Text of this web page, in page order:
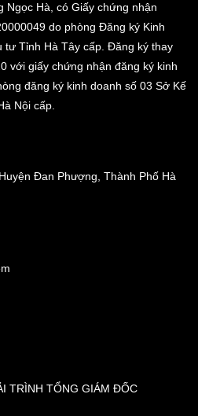
Ngọc Hà, có Giấy chứng nhận
do phòng Đăng ký Kinh
tư Tỉnh Hà Tây cấp. Đăng ký thay
với giấy chứng nhận đăng ký kinh
đăng ký kinh doanh số 03 Sở Kế
Nội cấp.
Đan Phượng, Thành Phố Hà
TRÌNH TỔNG GIÁM ĐỐC